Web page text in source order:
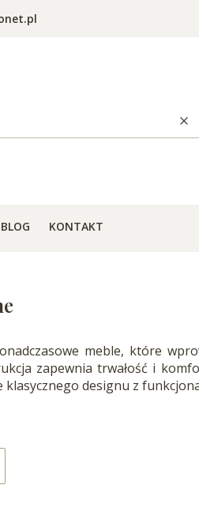
BLOG KONTAKT
meble, które
zapewnia trwałość i
klasycznego designu z